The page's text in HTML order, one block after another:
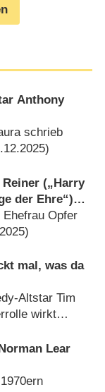
Anthony
schrieb
)
(„Harry
der Ehre“)
Opfer
)
mal, was da
Altstar Tim
wirkt
Lear